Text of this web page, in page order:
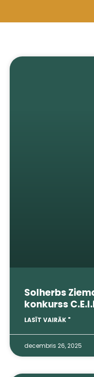
Solherbs
konkurss
LASĪT VAIRĀK "
decembris 26, 2025